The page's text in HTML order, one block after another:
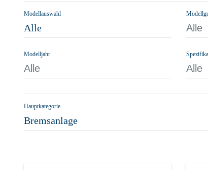
Modellauswahl
Alle Alle
Modelljahr
Alle Alle
Hauptkategorie
Bremsanlage